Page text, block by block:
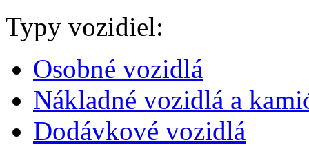
Typy vozidiel:
Osobné vozidlá
Nákladné vozidlá a
Dodávkové vozidlá